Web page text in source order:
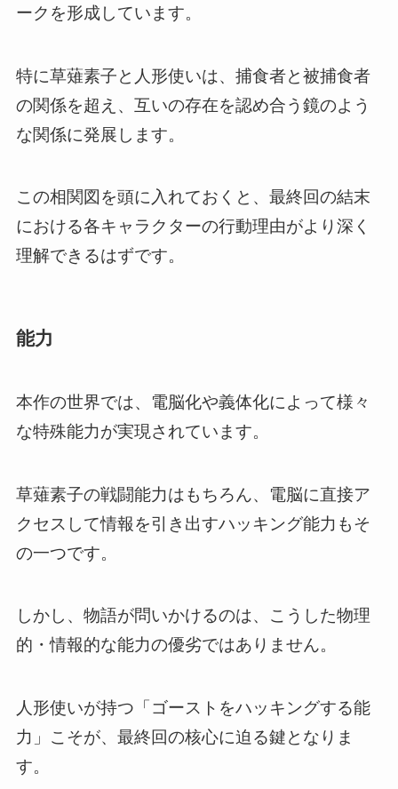
ークを形成しています。
特に草薙素子と人形使いは、捕食者と被捕食者
の関係を超え、互いの存在を認め合う鏡のよう
な関係に発展します。
この相関図を頭に入れておくと、最終回の結末
における各キャラクターの行動理由がより深く
理解できるはずです。
能力
本作の世界では、電脳化や義体化によって様々
な特殊能力が実現されています。
草薙素子の戦闘能力はもちろん、電脳に直接ア
クセスして情報を引き出すハッキング能力もそ
の一つです。
しかし、物語が問いかけるのは、こうした物理
的・情報的な能力の優劣ではありません。
人形使いが持つ「ゴーストをハッキングする能
力」こそが、最終回の核心に迫る鍵となりま
す。